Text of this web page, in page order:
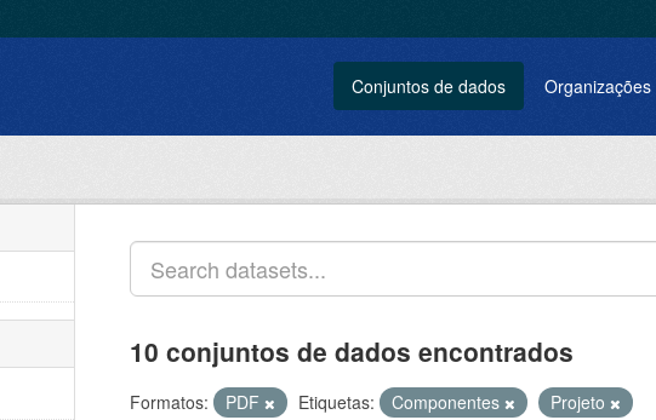
Conjuntos de dados Organizações
10 conjuntos de dados encontrados
Formatos: PDF Etiquetas: Componentes
Projeto